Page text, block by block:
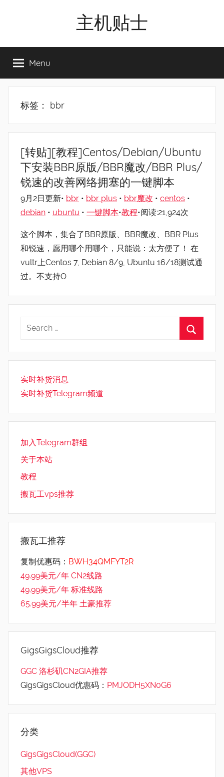
主机贴士
工|BandwagonHost
VPS|Vps|
主
荐
Menu
标签： bbr
[转贴][教程]Centos/Debian/Ubuntu
下安装BBR原版/BBR魔改/BBR Plus/
锐速的改善网络拥塞的一键脚本
9月2日更新• bbr • bbr plus • bbr魔改 • centos •
debian • ubuntu • 一键脚本•教程•阅读:21,924次
这个脚本，集合了BBR原版、BBR魔改、BBR Plus
和锐速，愿用哪个用哪个，只能说：太方便了！ 在
vultr上Centos 7, Debian 8/9, Ubuntu 16/18测试通
过。不支持O
实时补货消息
实时补货Telegram频道
加入Telegram群组
关于本站
教程
搬瓦工vps推荐
搬瓦工推荐
复制优惠码： BWH34QMFYT2R
49.99美元/年 CN2线路
49.99美元/年 标准线路
65.99美元/半年 土豪推荐
GigsGigsCloud推荐
GGC 洛杉矶CN2GIA推荐
GigsGigsCloud优惠码： PMJODH5XN0G6
分类
GigsGigsCloud(GGC)
其他VPS